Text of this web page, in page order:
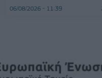
06/08/2026 - 11:39